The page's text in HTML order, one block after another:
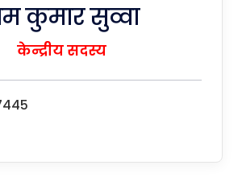
कुमार सुव्वा
केन्द्रीय सदस्य